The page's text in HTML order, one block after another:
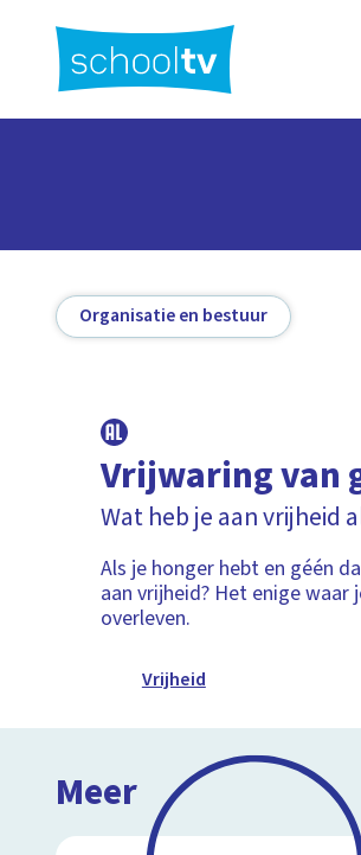
hoofdinhoud
Organisatie en bestuur
Vrijwaring van
Wat heb je aan vrijheid
Als je honger hebt en géén
aan vrijheid? Het enige
overleven.
Vrijheid
Meer